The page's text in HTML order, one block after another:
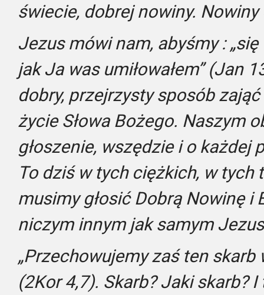
świecie, dobrej nowiny.
Jezus mówi nam, abyśmy :
jak Ja was umiłowałem” (Jan
dobry, przejrzysty sposób
życie Słowa Bożego. Naszym
głoszenie, wszędzie i o każdej
To dziś w tych ciężkich, w tych
musimy głosić Dobrą Nowinę i
niczym innym jak samym
„Przechowujemy zaś ten skarb
(2Kor 4,7). Skarb? Jaki skarb?